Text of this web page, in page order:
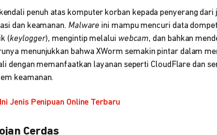
penuh atas komputer korban kepada penyerang dari
dan keamanan. Malware ini mampu mencuri data
(keylogger), mengintip melalui webcam, dan bahkan
menunjukkan bahwa XWorm semakin pintar dalam
dengan memanfaatkan layanan seperti CloudFlare dan
keamanan.
Jenis Penipuan Online Terbaru
Cerdas